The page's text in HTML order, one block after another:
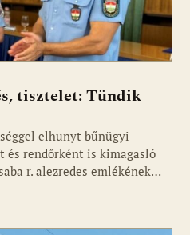
tisztelet: Tündik
elhunyt bűnügyi
és rendőrként is kimagasló
r. alezredes emlékének…